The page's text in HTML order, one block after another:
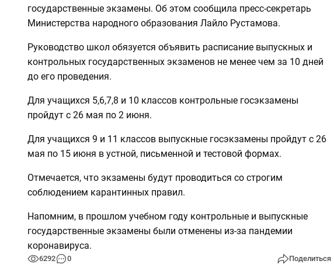
государственные экзамены. Об этом сообщила пресс-секретарь
Министерства народного образования Лайло Рустамова.
Руководство школ обязуется объявить расписание выпускных и
контрольных государственных экзаменов не менее чем за 10 дней
до его проведения.
Для учащихся 5,6,7,8 и 10 классов контрольные госэкзамены
пройдут с 26 мая по 2 июня.
Для учащихся 9 и 11 классов выпускные госэкзамены пройдут с 26
мая по 15 июня в устной, письменной и тестовой формах.
Отмечается, что экзамены будут проводиться со строгим
соблюдением карантинных правил.
Напомним, в прошлом учебном году контрольные и выпускные
государственные экзамены были отменены из-за пандемии
коронавируса.
6292 0 Поделиться